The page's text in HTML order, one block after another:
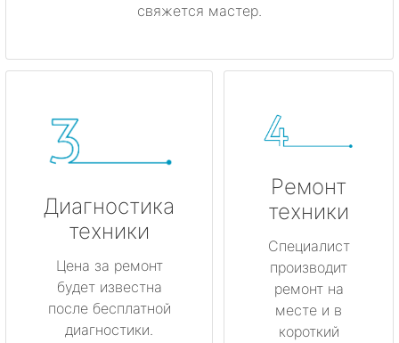
свяжется мастер.
Диагностика
техники
Цена за ремонт
будет известна
после бесплатной
диагностики.
Ремонт
техники
Специалист
производит
ремонт на
месте и в
короткий